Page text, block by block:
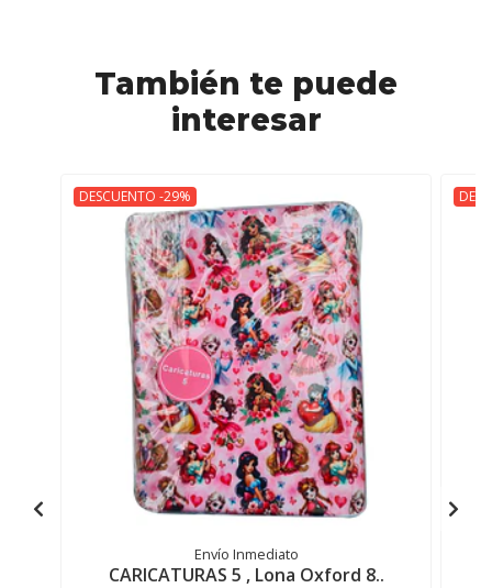
También te puede
interesar
DESCUENTO -29%
Envío Inmediato
CARICATURAS 5 , Lona Oxford 8..